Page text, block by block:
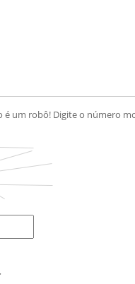
é um robô! Digite o número